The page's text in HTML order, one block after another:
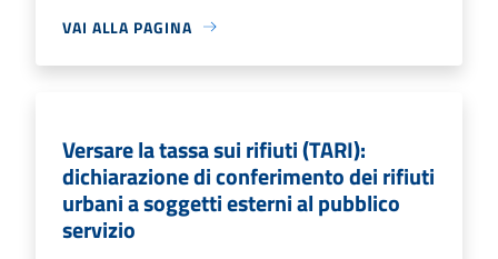
VAI ALLA PAGINA
Versare la tassa sui rifiuti (TARI):
dichiarazione di conferimento dei rifiuti
urbani a soggetti esterni al pubblico
servizio